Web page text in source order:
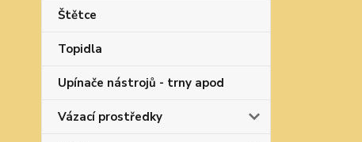
Štětce
Topidla
Upínače nástrojů - trny apod
Vázací prostředky